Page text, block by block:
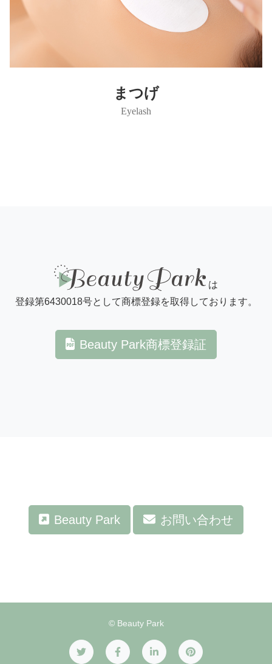
まつげ
Eyelash
は
登録第6430018号として商標登録を取得しております。
Beauty Park商標登録証
Beauty Park お問い合わせ
© Beauty Park